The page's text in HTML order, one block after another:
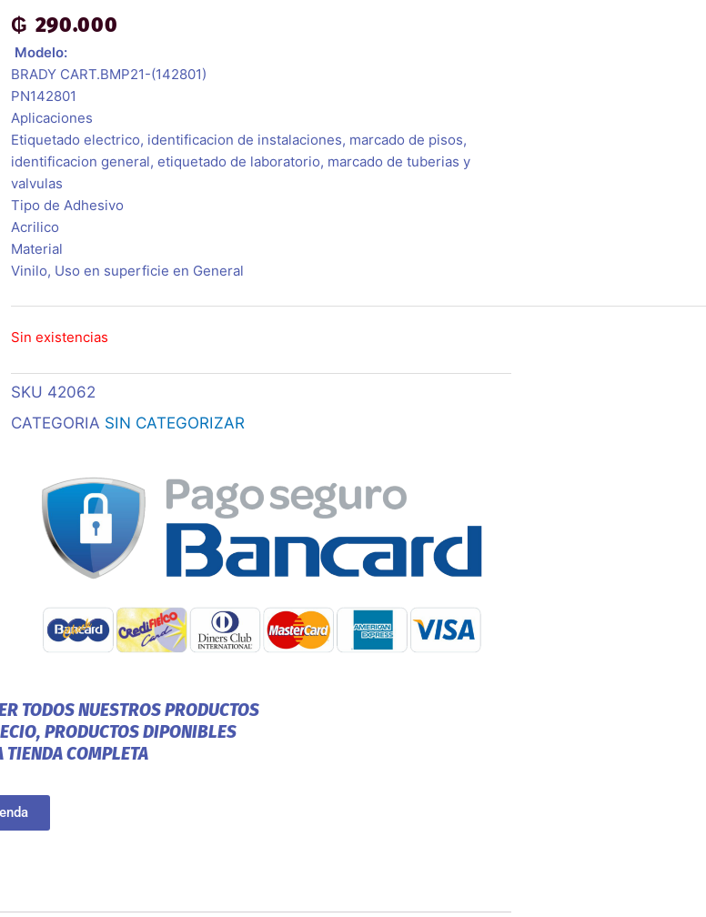
₲ 290.000
 Modelo:
BRADY CART.BMP21-(142801)
PN142801
Aplicaciones
Etiquetado electrico, identificacion de instalaciones, marcado de pisos,
identificacion general, etiquetado de laboratorio, marcado de tuberias y
valvulas
Tipo de Adhesivo
Acrilico
Material
Vinilo, Uso en superficie en General
Sin existencias
SKU 42062
CATEGORIA SIN CATEGORIZAR
TODOS NUESTROS PRODUCTOS
PRODUCTOS DIPONIBLES
TIENDA COMPLETA